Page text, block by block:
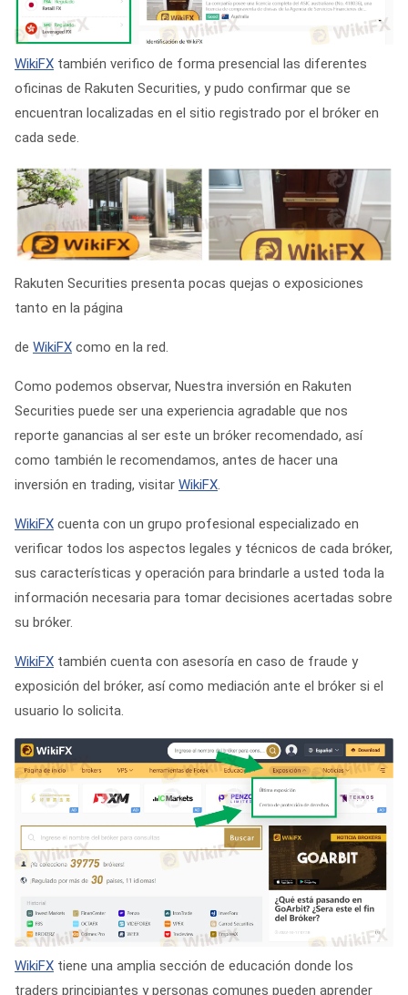
WikiFX también verifico de forma presencial las diferentes
oficinas de Rakuten Securities, y pudo confirmar que se
encuentran localizadas en el sitio registrado por el bróker en
cada sede.
Rakuten Securities presenta pocas quejas o exposiciones
tanto en la página
de WikiFX como en la red.
Como podemos observar, Nuestra inversión en Rakuten
Securities puede ser una experiencia agradable que nos
reporte ganancias al ser este un bróker recomendado, así
como también le recomendamos, antes de hacer una
inversión en trading, visitar WikiFX.
WikiFX cuenta con un grupo profesional especializado en
verificar todos los aspectos legales y técnicos de cada bróker,
sus características y operación para brindarle a usted toda la
información necesaria para tomar decisiones acertadas sobre
su bróker.
WikiFX también cuenta con asesoría en caso de fraude y
exposición del bróker, así como mediación ante el bróker si el
usuario lo solicita.
WikiFX tiene una amplia sección de educación donde los
traders principiantes y personas comunes pueden aprender